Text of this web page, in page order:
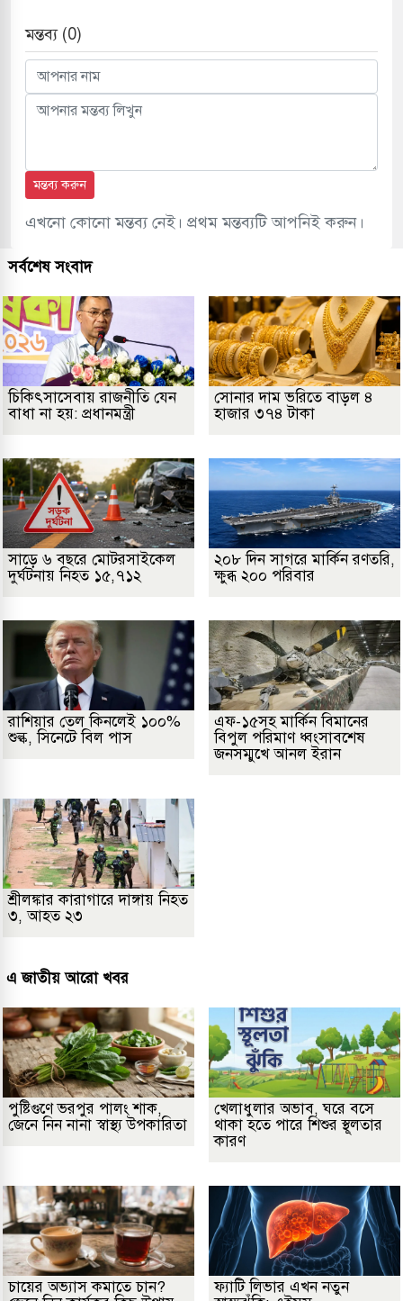
মন্তব্য (0)
মন্তব্য করুন
এখনো কোনো মন্তব্য নেই। প্রথম মন্তব্যটি আপনিই করুন।
সর্বশেষ সংবাদ
চিকিৎসাসেবায় রাজনীতি যেন
বাধা না হয়: প্রধানমন্ত্রী
সোনার দাম ভরিতে বাড়ল ৪
হাজার ৩৭৪ টাকা
সাড়ে ৬ বছরে মোটরসাইকেল
দুর্ঘটনায় নিহত ১৫,৭১২
২০৮ দিন সাগরে মার্কিন রণতরি,
ক্ষুব্ধ ২০০ পরিবার
রাশিয়ার তেল কিনলেই ১০০%
শুল্ক, সিনেটে বিল পাস
এফ-১৫সহ মার্কিন বিমানের
বিপুল পরিমাণ ধ্বংসাবশেষ
জনসম্মুখে আনল ইরান
শ্রীলঙ্কার কারাগারে দাঙ্গায় নিহত
৩, আহত ২৩
এ জাতীয় আরো খবর
পুষ্টিগুণে ভরপুর পালং শাক,
জেনে নিন নানা স্বাস্থ্য উপকারিতা
খেলাধুলার অভাব, ঘরে বসে
থাকা হতে পারে শিশুর স্থূলতার
কারণ
চায়ের অভ্যাস কমাতে চান?
ফ্যাটি লিভার এখন নতুন